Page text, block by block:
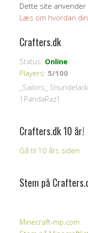
Dette site anvender
Læs om hvordan
Crafters.dk
Status: Online
Players: 5/100
_Sailors_
1PandaRaz1
Crafters.dk 10 år!
Gå til 10 års siden
Stem på
Minecraft-mp.com